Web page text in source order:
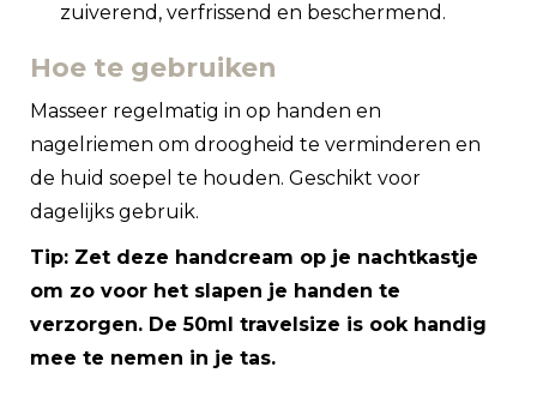
zuiverend, verfrissend en beschermend.
Hoe te gebruiken
Masseer regelmatig in op handen en
nagelriemen om droogheid te verminderen en
de huid soepel te houden. Geschikt voor
dagelijks gebruik.
Tip: Zet deze handcream op je nachtkastje
om zo voor het slapen je handen te
verzorgen. De 50ml travelsize is ook handig
mee te nemen in je tas.